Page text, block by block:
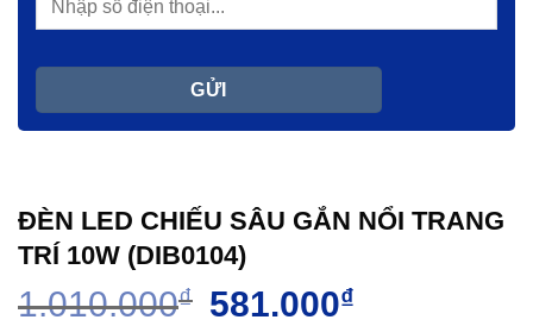
ĐÈN LED CHIẾU SÂU GẮN NỔI TRANG
TRÍ 10W (DIB0104)
1.010.000₫ Giá
581.000₫